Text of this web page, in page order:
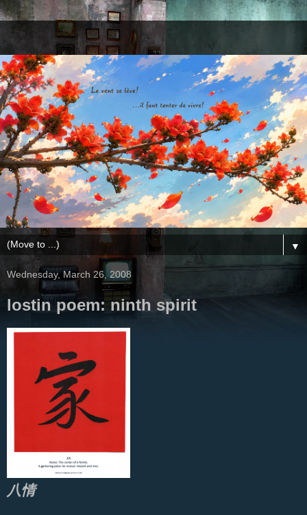
▼
Wednesday, March 26, 2008
lostin poem: ninth spirit
八情